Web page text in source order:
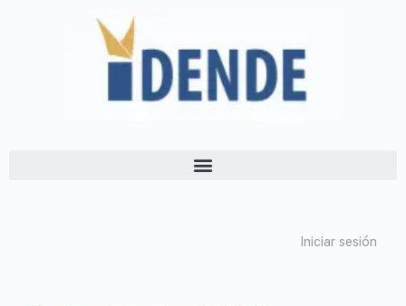
Iniciar sesión